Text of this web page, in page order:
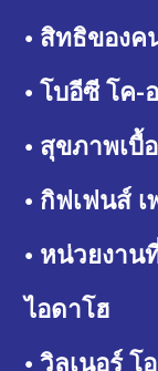
• สิทธิของค
• โบอีซี โค-
• สุขภาพเบื้
• กิฟเฟนส์
• หน่วยงาน
ไอดาโฮ
• วิลเนอร์ โ